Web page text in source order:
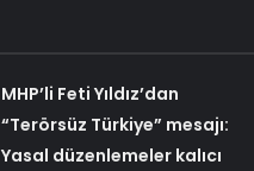
MHP’li Feti Yıldız’dan
“Terörsüz Türkiye” mesajı:
Yasal düzenlemeler kalıcı